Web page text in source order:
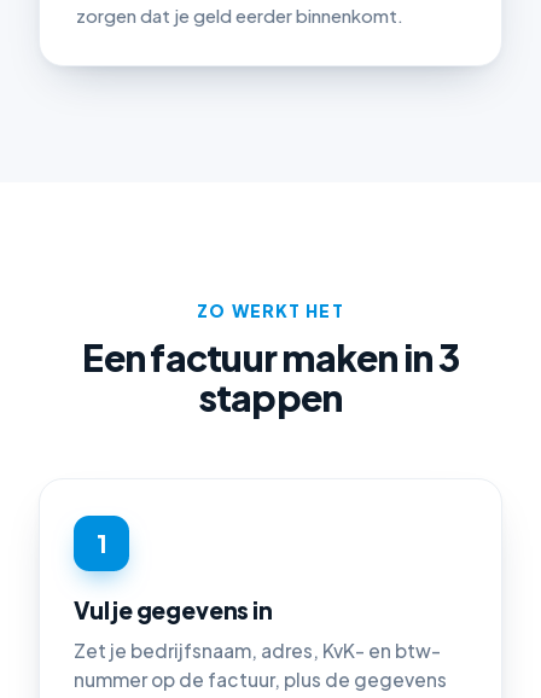
zorgen dat je geld eerder binnenkomt.
ZO WERKT HET
Een factuur maken in 3
stappen
1
Vul je gegevens in
Zet je bedrijfsnaam, adres, KvK- en btw-
nummer op de factuur, plus de gegevens